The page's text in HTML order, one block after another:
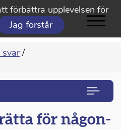
förbättra upplevelsen för
Jag förstår
svar /
för någon-